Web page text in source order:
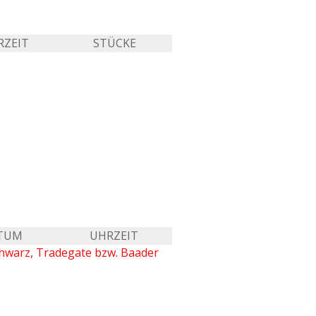
STÜCKE
UHRZEIT
Tradegate bzw. Baader